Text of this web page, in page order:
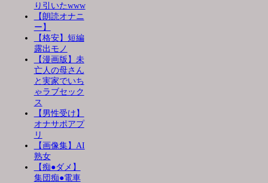
り引いたwww
【朗読オナニ
ー】
【格安】短編
露出モノ
【漫画版】未
亡人の母さん
と実家でいち
ゃラブセック
ス
【男性受け】
オナサポアプ
リ
【画像集】AI
熟女
【痴●ダメ】
集団痴●電車